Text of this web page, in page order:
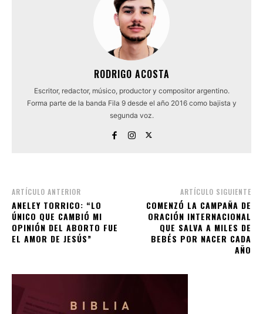
RODRIGO ACOSTA
Escritor, redactor, músico, productor y compositor argentino.
Forma parte de la banda Fila 9 desde el año 2016 como bajista y
segunda voz.
ARTÍCULO ANTERIOR
ANELEY TORRICO: “LO
ÚNICO QUE CAMBIÓ MI
OPINIÓN DEL ABORTO FUE
EL AMOR DE JESÚS”
ARTÍCULO SIGUIENTE
COMENZÓ LA CAMPAÑA DE
ORACIÓN INTERNACIONAL
QUE SALVA A MILES DE
BEBÉS POR NACER CADA
AÑO